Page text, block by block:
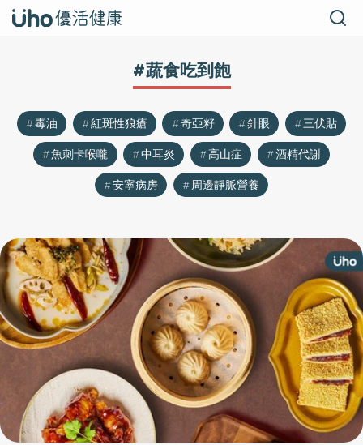
#蔬食吃到飽
毒油 紅斑性狼瘡 奇亞籽 針眼
三伏貼
魚刺卡喉嚨
中耳炎 高山症
酒精代謝
安寧病房
周邊靜脈營養